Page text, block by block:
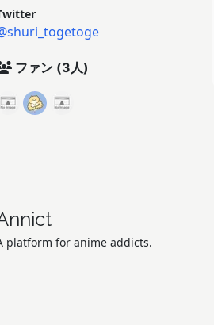
ファン (3人)
platform for anime addicts.